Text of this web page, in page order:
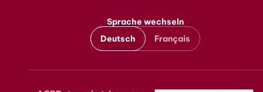
Sprache wechseln
Deutsch
Français